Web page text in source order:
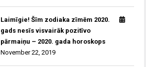
Laimīgie! Šīm zodiaka zīmēm 2020.
gads nesīs visvairāk pozitīvo
pārmaiņu – 2020. gada horoskops
November 22, 2019